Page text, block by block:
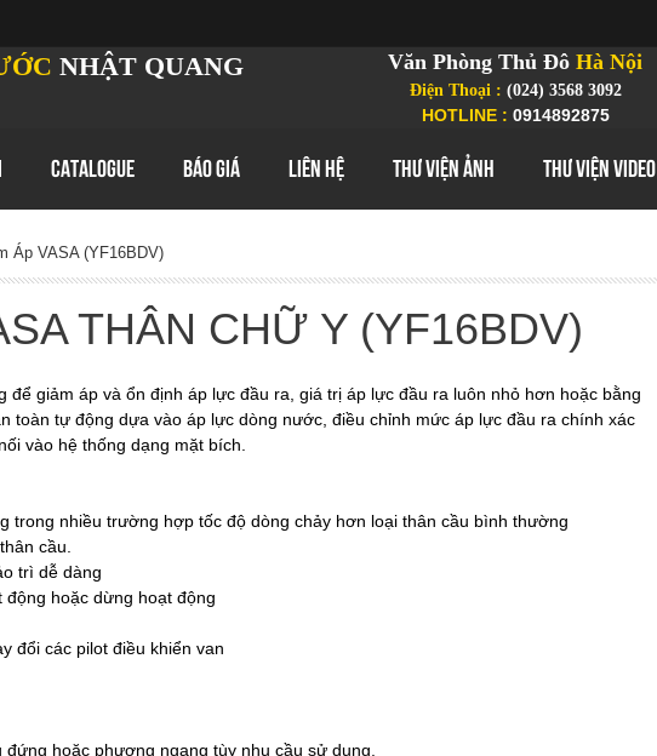
NHẬT QUANG Văn Phòng Thủ ĐôHà Nội
Điện Thoại : (024) 3568 3092
HOTLINE : 0914892875
CATALOGUE BÁO GIÁ LIÊN HỆ THƯ VIỆN ẢNH THƯ VIỆN VIDEO
Áp VASA (YF16BDV)
THÂN CHỮ Y (YF16BDV)
để giảm áp và ổn định áp lực đầu ra, giá trị áp lực đầu ra luôn nhỏ hơn hoặc bằng
toàn tự động dựa vào áp lực dòng nước, điều chỉnh mức áp lực đầu ra chính xác
vào hệ thống dạng mặt bích.
trong nhiều trường hợp tốc độ dòng chảy hơn loại thân cầu bình thường
cầu.
trì dễ dàng
hoặc dừng hoạt động
đổi các pilot điều khiển van
hoặc phương ngang tùy nhu cầu sử dụng.